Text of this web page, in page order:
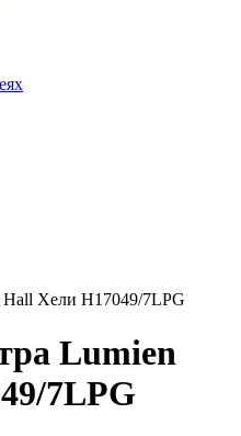
Хели H17049/7LPG
Lumien
7LPG